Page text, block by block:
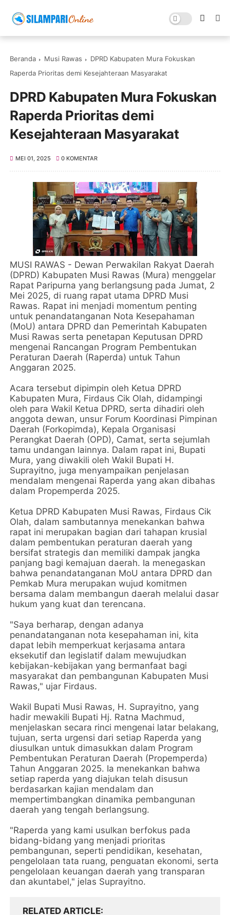
Beranda Musi Rawas
DPRD Kabupaten Mura Fokuskan
Raperda Prioritas demi Kesejahteraan Masyarakat
DPRD Kabupaten Mura Fokuskan
Raperda Prioritas demi
Kesejahteraan Masyarakat
MEI 01, 2025 0 KOMENTAR
MUSI RAWAS - Dewan Perwakilan Rakyat Daerah
(DPRD) Kabupaten Musi Rawas (Mura) menggelar
Rapat Paripurna yang berlangsung pada Jumat, 2
Mei 2025, di ruang rapat utama DPRD Musi
Rawas. Rapat ini menjadi momentum penting
untuk penandatanganan Nota Kesepahaman
(MoU) antara DPRD dan Pemerintah Kabupaten
Musi Rawas serta penetapan Keputusan DPRD
mengenai Rancangan Program Pembentukan
Peraturan Daerah (Raperda) untuk Tahun
Anggaran 2025.
Acara tersebut dipimpin oleh Ketua DPRD
Kabupaten Mura, Firdaus Cik Olah, didampingi
oleh para Wakil Ketua DPRD, serta dihadiri oleh
anggota dewan, unsur Forum Koordinasi Pimpinan
Daerah (Forkopimda), Kepala Organisasi
Perangkat Daerah (OPD), Camat, serta sejumlah
tamu undangan lainnya. Dalam rapat ini, Bupati
Mura, yang diwakili oleh Wakil Bupati H.
Suprayitno, juga menyampaikan penjelasan
mendalam mengenai Raperda yang akan dibahas
dalam Propemperda 2025.
Ketua DPRD Kabupaten Musi Rawas, Firdaus Cik
Olah, dalam sambutannya menekankan bahwa
rapat ini merupakan bagian dari tahapan krusial
dalam pembentukan peraturan daerah yang
bersifat strategis dan memiliki dampak jangka
panjang bagi kemajuan daerah. Ia menegaskan
bahwa penandatanganan MoU antara DPRD dan
Pemkab Mura merupakan wujud komitmen
bersama dalam membangun daerah melalui dasar
hukum yang kuat dan terencana.
"Saya berharap, dengan adanya
penandatanganan nota kesepahaman ini, kita
dapat lebih memperkuat kerjasama antara
eksekutif dan legislatif dalam mewujudkan
kebijakan-kebijakan yang bermanfaat bagi
masyarakat dan pembangunan Kabupaten Musi
Rawas," ujar Firdaus.
Wakil Bupati Musi Rawas, H. Suprayitno, yang
hadir mewakili Bupati Hj. Ratna Machmud,
menjelaskan secara rinci mengenai latar belakang,
tujuan, serta urgensi dari setiap Raperda yang
diusulkan untuk dimasukkan dalam Program
Pembentukan Peraturan Daerah (Propemperda)
Tahun Anggaran 2025. Ia menekankan bahwa
setiap raperda yang diajukan telah disusun
berdasarkan kajian mendalam dan
mempertimbangkan dinamika pembangunan
daerah yang tengah berlangsung.
"Raperda yang kami usulkan berfokus pada
bidang-bidang yang menjadi prioritas
pembangunan, seperti pendidikan, kesehatan,
pengelolaan tata ruang, penguatan ekonomi, serta
pengelolaan keuangan daerah yang transparan
dan akuntabel," jelas Suprayitno.
RELATED ARTICLE